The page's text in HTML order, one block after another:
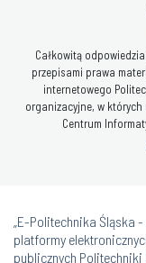
Całkowitą
przepisami prawa
internetowego
organizacyjne, w których
Centrum
„E-Politechnika Śląska
platformy
publicznych Politechniki